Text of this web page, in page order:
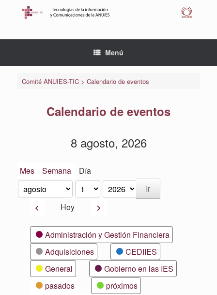
Menú
Comité ANUIES-TIC> Calendario de eventos
Calendario de eventos
8 agosto, 2026
Mes Semana Día
Mes
Día
Año
AnteriorHoy Siguiente
CategoríasAdministración y Gestión Financiera
Adquisiciones
CEDIIES
General
Gobierno en las IES
pasados
próximos